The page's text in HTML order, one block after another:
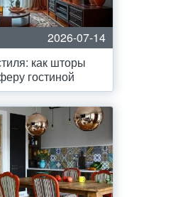
2026-07-14
как шторы
гостиной